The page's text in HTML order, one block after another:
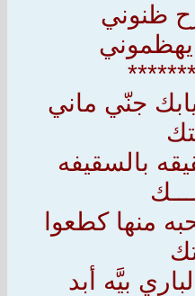
ظنوني
جنّي ماني
بالسقيفه
منها كطعوا
بيَّه أبد